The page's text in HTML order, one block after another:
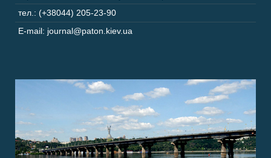
тел.: (+38044) 205-23-90
E-mail: journal@paton.kiev.ua